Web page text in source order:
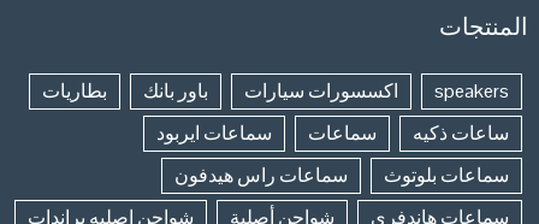
المنتجات
speakers اكسسورات سيارات باور بانك
بطاريات
ساعات ذكيه
سماعات
سماعات ايربود
سماعات بلوتوث
سماعات راس هيدفون
سماعات هاندفري
شواحن أصلية
شواحن اصليه براندات